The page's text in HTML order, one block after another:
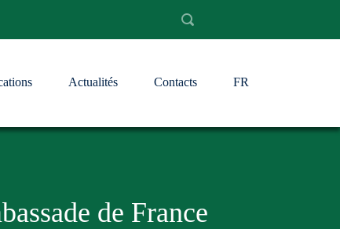
Actualités Contacts FR
de France